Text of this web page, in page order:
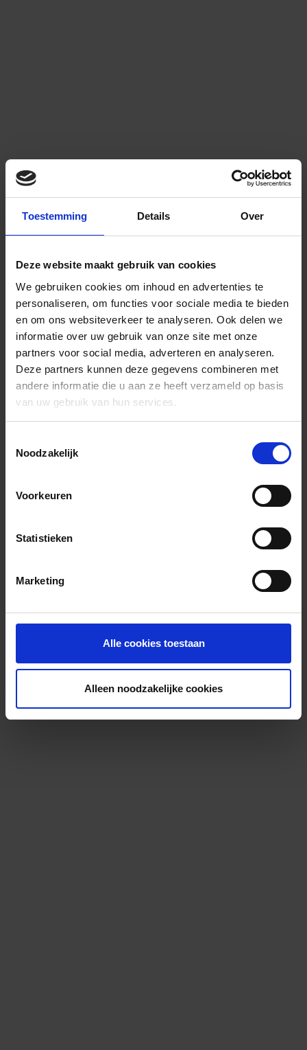
Toestemming Details Over
Deze website maakt gebruik van cookies
We gebruiken cookies om inhoud en advertenties te
personaliseren, om functies voor sociale media te bieden
en om ons websiteverkeer te analyseren. Ook delen we
informatie over uw gebruik van onze site met onze
partners voor social media, adverteren en analyseren.
Deze partners kunnen deze gegevens combineren met
andere informatie die u aan ze heeft verzameld op basis
van uw gebruik van hun services.
Noodzakelijk
Voorkeuren
Statistieken
Marketing
Alle cookies toestaan
Alleen noodzakelijke cookies